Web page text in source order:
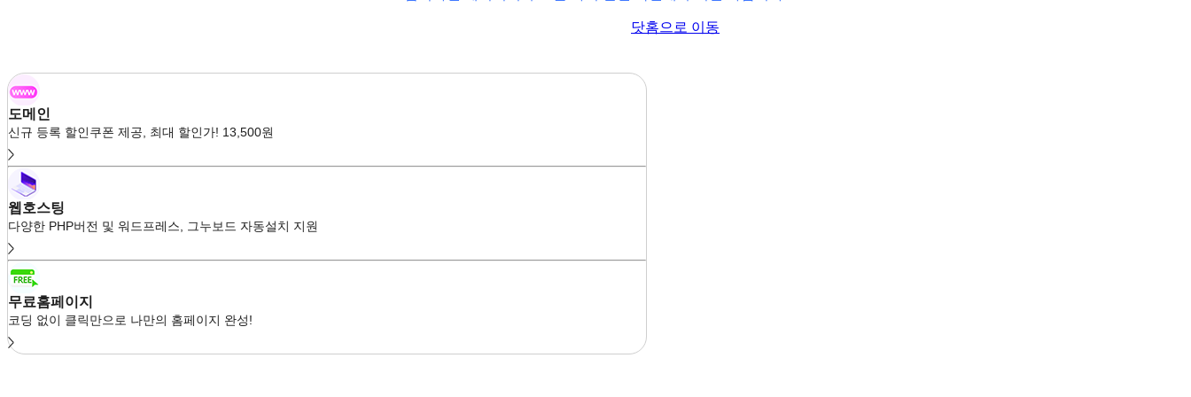
닷홈으로 이동
도메인
신규 등록 할인쿠폰 제공, 최대 할인가! 13,500원
웹호스팅
다양한 PHP버전 및 워드프레스, 그누보드 자동설치 지원
무료홈페이지
코딩 없이 클릭만으로 나만의 홈페이지 완성!